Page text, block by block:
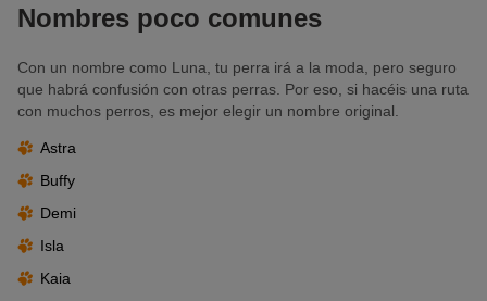
Nombres poco comunes
Con un nombre como Luna, tu perra irá a la moda, pero seguro
que habrá confusión con otras perras. Por eso, si hacéis una ruta
con muchos perros, es mejor elegir un nombre original.
Astra
Buffy
Demi
Isla
Kaia